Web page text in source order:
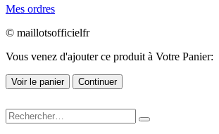
Mes ordres
© maillotsofficielfr
Vous venez d'ajouter ce produit à Votre Panier:
Voir le panier Continuer